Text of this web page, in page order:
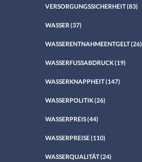
VERSORGUNGSSICHERHEIT(83)
WASSER (37)
WASSERENTNAHMEENTGELT(26)
WASSERFUSSABDRUCK(19)
WASSERKNAPPHEIT(147)
WASSERPOLITIK(26)
WASSERPREIS(44)
WASSERPREISE(110)
WASSERQUALITÄT(24)